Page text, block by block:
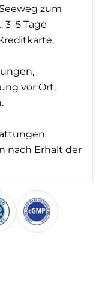
zum
3–5 Tage
vor Ort,
nach Erhalt der